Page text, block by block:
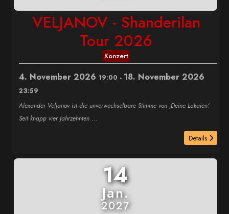
VELJANOV - Shanderilan
Tour 2026
Konzert
4. November 2026 19:00 - 18. November 2026
23:59
Alexander Veljanov ist die unverwechselbare Stimme von ‚Deine Lakaien‘.
Seit knapp vier Jahrzehnten ...
Details
14
Jan.
2027